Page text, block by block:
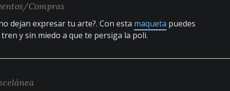
Compras
dejan expresar tu arte?. Con esta maqueta puedes
y sin miedo a que te persiga la poli.